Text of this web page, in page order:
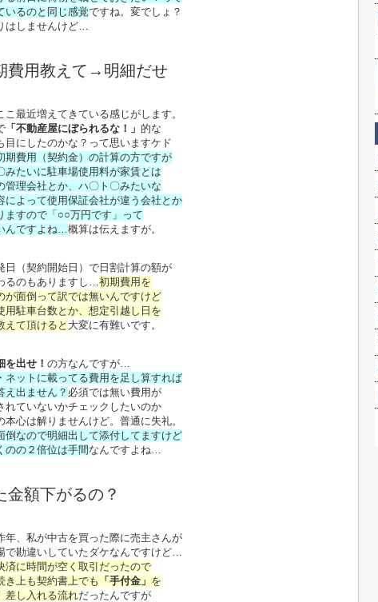
いるのと同じ感覚ですね。変でしょ？
はしませんけど…
費用教えて→明細だせ
こ最近増えてきている感じがします。
「不動産屋にぼられるな！」 的な
目にしたのかな？って思いますケド
期費用（契約金）の計算の方ですが
みたいに駐車場使用料が家賃とは
管理会社とか、ハ〇ト〇みたいな
によって使用保証会社が違う会社とか
ますので「○○万円です」って
んですよね… 概算は伝えますが。
日（契約開始日）で日割計算の額が
るのもありますし… 初期費用を
が面倒って訳では無いんですけど
用駐車台数とか、想定引越し日を
えて頂けると 大変に有難いです。
を出せ！ の方なんですが…
ネットに載ってる費用を足し算すれば
え出ません？ 必須では無い費用が
れていないかチェックしたいのか
本心は解りませんけど。普通に失礼。
倒なので明細出して添付してますけど
のの２倍位は手間 なんですよね…
金額下がるの？
年、私が中古を買った際に売主さんが
で勘違いしていたダケなんですけど…
済に時間が空く取引だったので
き上も契約書上でも
「手付金」 を
差し入れる流れだったんですが